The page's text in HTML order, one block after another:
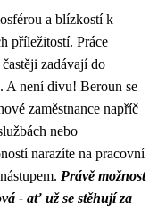
a blízkostí k
příležitostí. Práce
zadávají do
A není divu! Beroun se
zaměstnance napříč
nebo
narazíte na pracovní
Právě možnost
- ať už se stěhují za